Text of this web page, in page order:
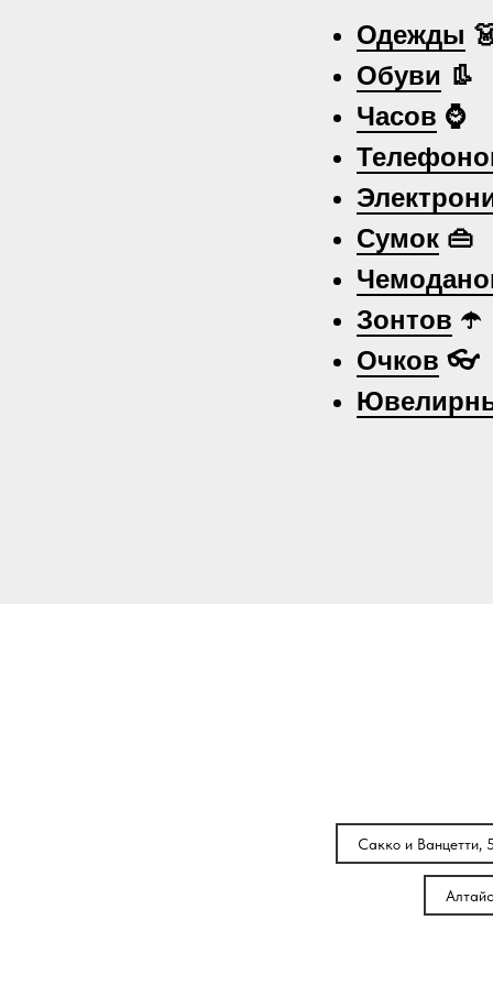
Одежды
Обуви 👢
Часов ⌚
Сумок 👜
Зонтов ☂️
Очков 👓
Сакко и Ванцетти,